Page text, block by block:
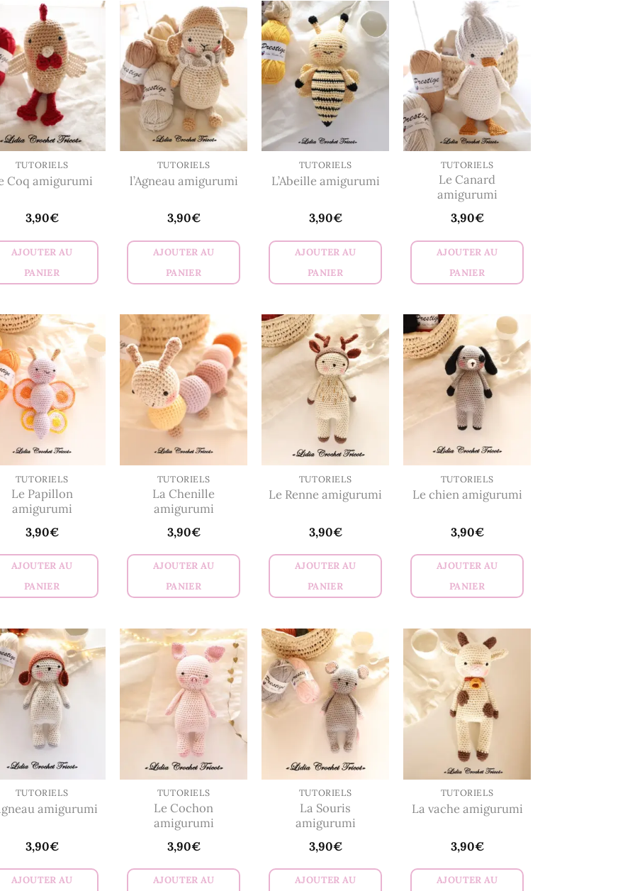
TUTORIELS
Coq amigurumi
3,90€
AJOUTER AU
PANIER
TUTORIELS
l’Agneau amigurumi
3,90€
AJOUTER AU
PANIER
TUTORIELS
L’Abeille amigurumi
3,90€
AJOUTER AU
PANIER
TUTORIELS
Le Canard
amigurumi
3,90€
AJOUTER AU
PANIER
TUTORIELS
Le Papillon
amigurumi
3,90€
AJOUTER AU
PANIER
TUTORIELS
La Chenille
amigurumi
3,90€
AJOUTER AU
PANIER
TUTORIELS
Le Renne amigurumi
3,90€
AJOUTER AU
PANIER
TUTORIELS
Le chien amigurumi
3,90€
AJOUTER AU
PANIER
TUTORIELS
amigurumi
3,90€
AJOUTER AU
TUTORIELS
Le Cochon
amigurumi
3,90€
AJOUTER AU
TUTORIELS
La Souris
amigurumi
3,90€
AJOUTER AU
TUTORIELS
La vache amigurumi
3,90€
AJOUTER AU